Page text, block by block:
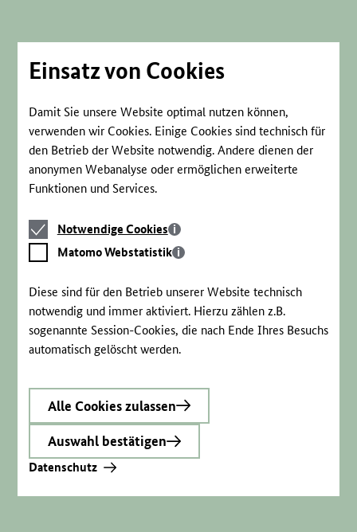
Einsatz von Cookies
Damit Sie unsere Website optimal nutzen können,
verwenden wir Cookies. Einige Cookies sind technisch für
den Betrieb der Website notwendig. Andere dienen der
anonymen Webanalyse oder ermöglichen erweiterte
Funktionen und Services.
Notwendige
Cookies
Notwendige Cookies
Matomo
Webstatistik
Matomo Webstatistik
Diese sind für den Betrieb unserer Website technisch
notwendig und immer aktiviert. Hierzu zählen z.B.
sogenannte Session-Cookies, die nach Ende Ihres Besuchs
automatisch gelöscht werden.
Alle Cookies zulassen
Auswahl bestätigen
Datenschutz